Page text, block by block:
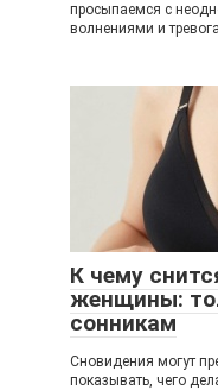
просыпаемся с
волнениями и
К чему
женщины:
сонникам
Сновидения могут
показывать, чего